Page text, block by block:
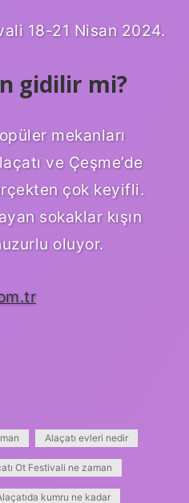
18-21 Nisan 2024.
gidilir mi?
mekanları
ve Çeşme’de
çok keyifli.
sokaklar kışın
oluyor.
Alaçatı evleri nedir
Ot Festivali ne zaman
kumru ne kadar